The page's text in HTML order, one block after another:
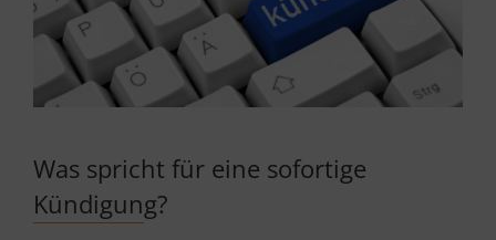
Was spricht für eine sofortige
Kündigung?